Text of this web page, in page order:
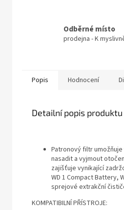
Odběrné místo
prodejna - K
Popis Hodnocení
Detailní popis produktu
Patronový filtr
nasadit a vyjmout
zajišťuje vynikající
WD 1 Compact Battery,
sprejové extrakční
KOMPATIBILNÍ PŘÍSTROJE: